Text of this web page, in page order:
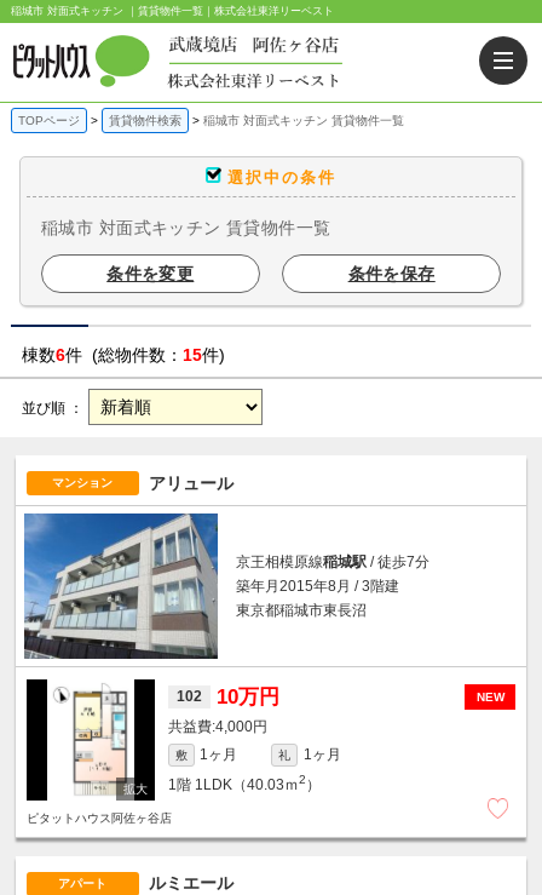
稲城市 対面式キッチン ｜賃貸物件一覧｜株式会社東洋リーベスト
TOPページ 賃貸物件検索 稲城市 対面式キッチン 賃貸物件一覧
選択中の条件
稲城市 対面式キッチン 賃貸物件一覧
条件を変更 条件を保存
棟数6件 (総物件数： 15件)
並び順 ：
マンション アリュール
京王相模原線稲城駅 / 徒歩7分
築年月2015年8月 / 3階建
東京都稲城市東長沼
NEW
102 10万円
4,000円
敷 1ヶ月 礼
1ヶ月
1階 1LDK（40.03ｍ2 ）
ピタットハウス阿佐ヶ谷店
アパート ルミエール